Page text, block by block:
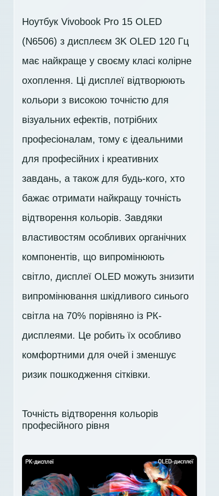
Ноутбук Vivobook Pro 15 OLED
(N6506) з дисплеєм 3K OLED 120 Гц
має найкраще у своєму класі колірне
охоплення. Ці дисплеї відтворюють
кольори з високою точністю для
візуальних ефектів, потрібних
професіоналам, тому є ідеальними
для професійних і креативних
завдань, а також для будь-кого, хто
бажає отримати найкращу точність
відтворення кольорів. Завдяки
властивостям особливих органічних
компонентів, що випромінюють
світло, дисплеї OLED можуть знизити
випромінювання шкідливого синього
світла на 70% порівняно із РК-
дисплеями. Це робить їх особливо
комфортними для очей і зменшує
ризик пошкодження сітківки.
Точність відтворення кольорів
професійного рівня